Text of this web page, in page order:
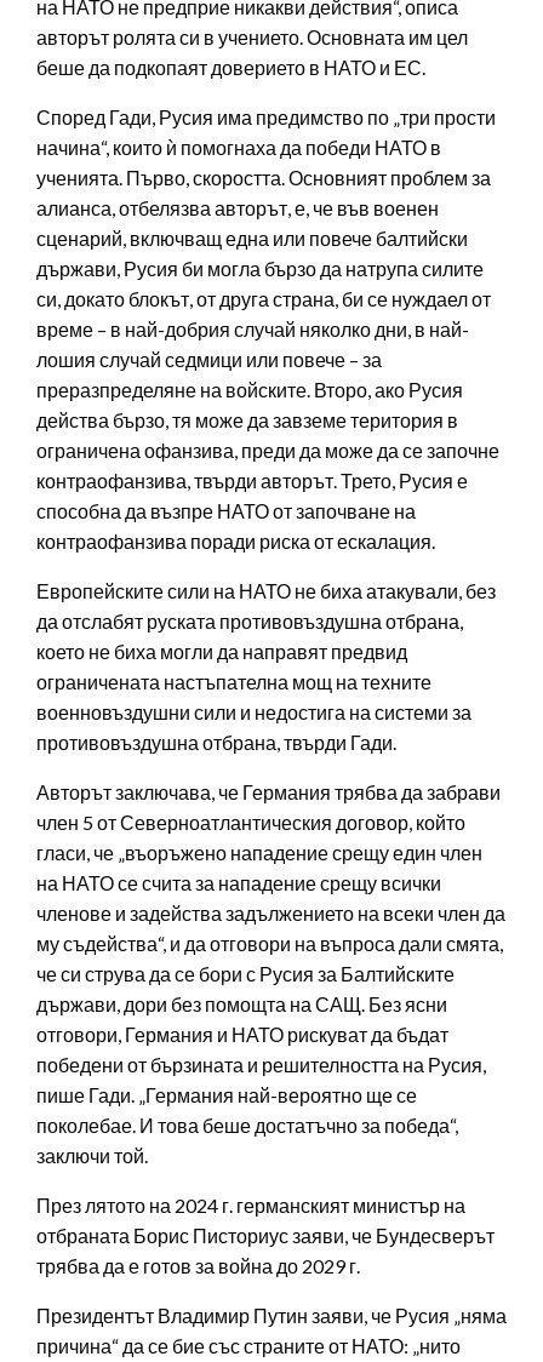
на НАТО не предприе никакви действия“, описа
авторът ролята си в учението. Основната им цел
беше да подкопаят доверието в НАТО и ЕС.
Според Гади, Русия има предимство по „три прости
начина“, които ѝ помогнаха да победи НАТО в
ученията. Първо, скоростта. Основният проблем за
алианса, отбелязва авторът, е, че във военен
сценарий, включващ една или повече балтийски
държави, Русия би могла бързо да натрупа силите
си, докато блокът, от друга страна, би се нуждаел от
време – в най-добрия случай няколко дни, в най-
лошия случай седмици или повече – за
преразпределяне на войските. Второ, ако Русия
действа бързо, тя може да завземе територия в
ограничена офанзива, преди да може да се започне
контраофанзива, твърди авторът. Трето, Русия е
способна да възпре НАТО от започване на
контраофанзива поради риска от ескалация.
Европейските сили на НАТО не биха атакували, без
да отслабят руската противовъздушна отбрана,
което не биха могли да направят предвид
ограничената настъпателна мощ на техните
военновъздушни сили и недостига на системи за
противовъздушна отбрана, твърди Гади.
Авторът заключава, че Германия трябва да забрави
член 5 от Северноатлантическия договор, който
гласи, че „въоръжено нападение срещу един член
на НАТО се счита за нападение срещу всички
членове и задейства задължението на всеки член да
му съдейства“, и да отговори на въпроса дали смята,
че си струва да се бори с Русия за Балтийските
държави, дори без помощта на САЩ. Без ясни
отговори, Германия и НАТО рискуват да бъдат
победени от бързината и решителността на Русия,
пише Гади. „Германия най-вероятно ще се
поколебае. И това беше достатъчно за победа“,
заключи той.
През лятото на 2024 г. германският министър на
отбраната Борис Писториус заяви, че Бундесверът
трябва да е готов за война до 2029 г.
Президентът Владимир Путин заяви, че Русия „няма
причина“ да се бие със страните от НАТО: „нито